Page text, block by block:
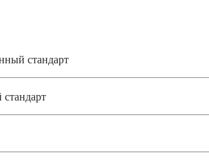
стандарт